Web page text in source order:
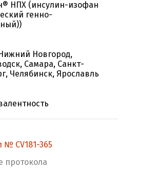
НПХ (инсулин-изофан
генно-
Новгород,
Самара, Санкт-
Челябинск, Ярославль
№ CV181-365
протокола